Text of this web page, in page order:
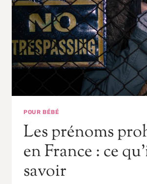
POUR BÉBÉ
Les prénoms
en France : ce
savoir